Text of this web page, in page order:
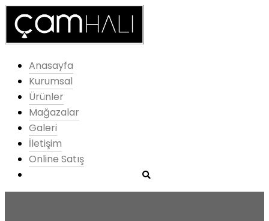
Anasayfa
Kurumsal
Ürünler
Mağazalar
Galeri
İletişim
Online Satış